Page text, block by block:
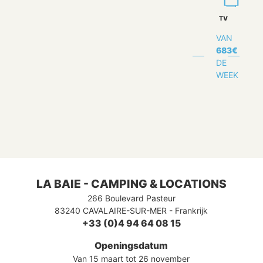
TV
VAN
683€
DE
WEEK
LA BAIE - CAMPING & LOCATIONS
266 Boulevard Pasteur
83240 CAVALAIRE-SUR-MER - Frankrijk
+33 (0)4 94 64 08 15
Openingsdatum
Van 15 maart tot 26 november